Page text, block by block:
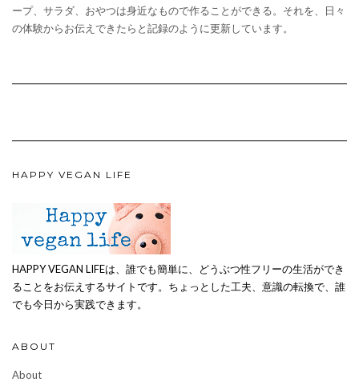
ープ、サラダ、おやつは身近なもので作ることができる。それを、日々
の体験からお伝えできたらと記録のように更新しています。
HAPPY VEGAN LIFE
HAPPY VEGAN LIFEは、誰でも簡単に、どうぶつ性フリーの生活ができ
ることをお伝えするサイトです。ちょっとした工夫、意識の転換で、誰
でも今日から実践できます。
ABOUT
About